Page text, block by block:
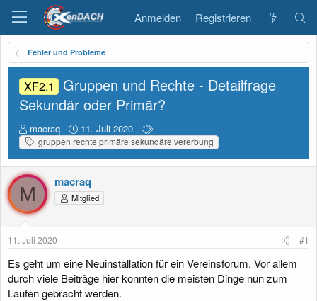
Anmelden Registrieren
Fehler und Probleme
XF2.1
Gruppen und Rechte - Detailfrage
Sekundär oder Primär?
E
r
s
t
e
l
e
r
macraq
E
r
s
t
e
l
l
a
11. Juli 2020
S
c
h
l
r
gruppen rechte primäre sekundäre vererbung
M
macraq
Mitglied
11. Juli 2020 #1
Es geht um eine Neuinstallation für ein Vereinsforum. Vor allem
durch viele Beiträge hier konnten die meisten Dinge nun zum
Laufen gebracht werden.